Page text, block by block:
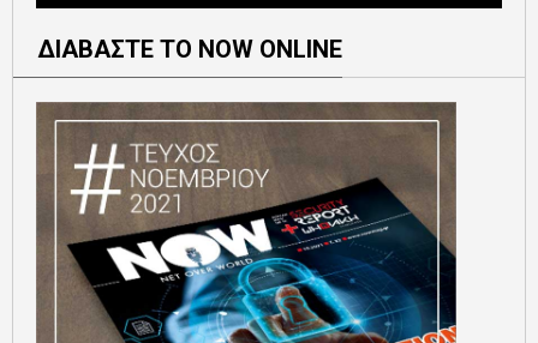
ΔΙΑΒΑΣΤΕ ΤΟ NOW ONLINE